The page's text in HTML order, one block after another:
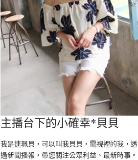
主播台下的小確幸*貝貝
我是連珮貝，可以叫我貝貝，電視裡的我，透
過新聞播報，帶您關注公眾利益、最新時事。